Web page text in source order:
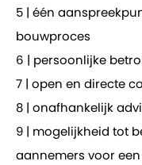
5 | één
bouwproces
6 | persoonlijke
7 | open en directe
8 | onafhankelijk
9 | mogelijkheid tot
aannemers voor